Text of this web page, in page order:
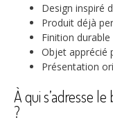
Design inspiré
Produit déjà
Finition
Objet apprécié
Présentation
À qui s’adresse
?